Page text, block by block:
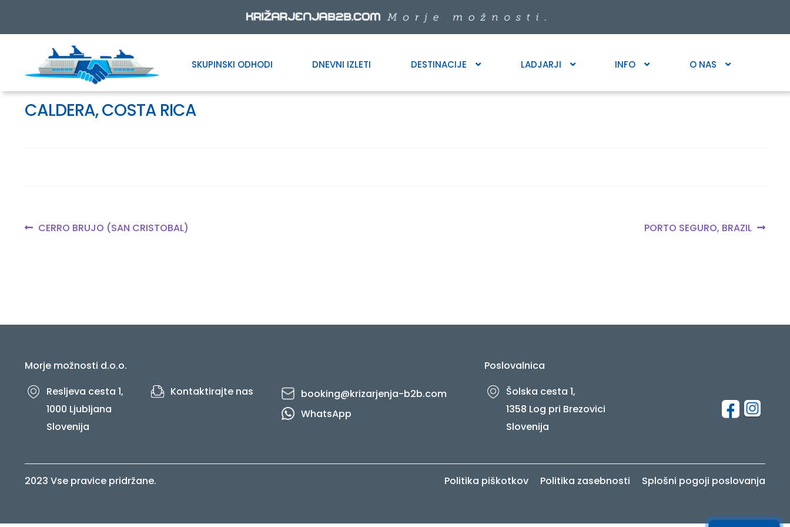
Skip
navigation
Skip
content
SKUPINSKI ODHODI DNEVNI IZLETI DESTINACIJE LADJARJI INFO O NAS
CALDERA, COSTA RICA
Navigacija
Previous
CERRO BRUJO (SAN CRISTOBAL)
Next
PORTO SEGURO, BRAZIL
Morje možnosti d.o.o.
Resljeva cesta 1,
1000 Ljubljana
Slovenija
Kontaktirajte nas
booking@krizarjenja-b2b.com
WhatsApp
Poslovalnica
Šolska cesta 1,
1358 Log pri Brezovici
Slovenija
2023 Vse pravice pridržane. Politika piškotkov Politika zasebnosti Splošni pogoji poslovanja